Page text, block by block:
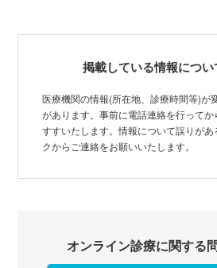
掲載している情報につ
医療機関の情報(所在地、診療時間等)が
があります。事前に電話連絡を行って
すすいたします。情報について誤りが
クからご連絡をお願いいたします。
オンライン診療に関する